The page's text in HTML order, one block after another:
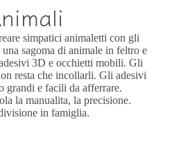
simpatici animaletti con gli
sagoma di animale in feltro e
3D e occhietti mobili. Gli
resta che incollarli. Gli adesivi
grandi e facili da afferrare.
la manualita, la precisione.
in famiglia.